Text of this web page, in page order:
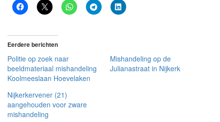
Eerdere berichten
Politie op zoek naar
beeldmateriaal mishandeling
Koolmeeslaan Hoevelaken
Mishandeling op de
Julianastraat in Nijkerk
Nijkerkervener (21)
aangehouden voor zware
mishandeling